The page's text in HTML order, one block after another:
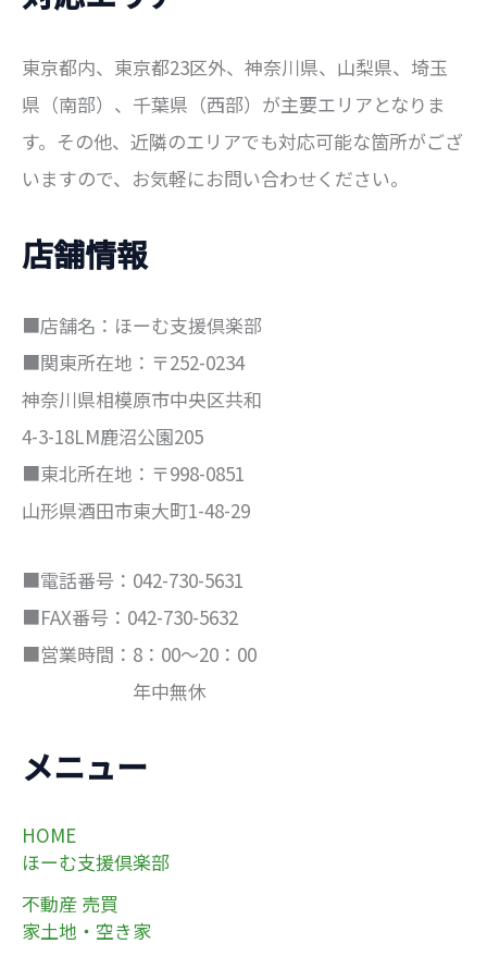
東京都内、東京都23区外、神奈川県、山梨県、埼玉
県（南部）、千葉県（西部）が主要エリアとなりま
す。その他、近隣のエリアでも対応可能な箇所がござ
いますので、お気軽にお問い合わせください。
店舗情報
■店舗名：ほーむ支援倶楽部
■関東所在地：〒252-0234
神奈川県相模原市中央区共和
4-3-18LM鹿沼公園205
■東北所在地：〒998-0851
山形県酒田市東大町1-48-29
■電話番号：042-730-5631
■FAX番号：042-730-5632
■営業時間：8：00～20：00
年中無休
メニュー
HOME
ほーむ支援倶楽部
不動産 売買
家土地・空き家